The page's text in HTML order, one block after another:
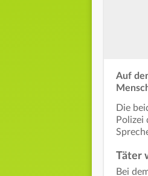
Auf
Die
Polizei
Täter
Bei